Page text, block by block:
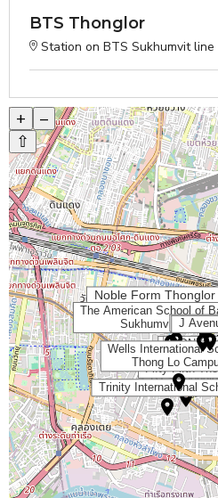
BTS Thonglor
Station on BTS Sukhumvit line
+
–
⇧